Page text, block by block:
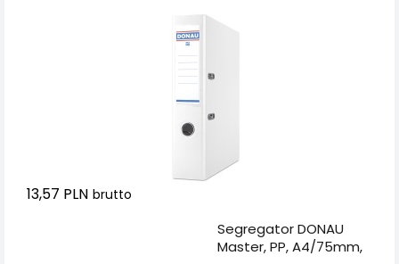
13,57 PLN brutto
Segregator DONAU
Master, PP, A4/75mm,